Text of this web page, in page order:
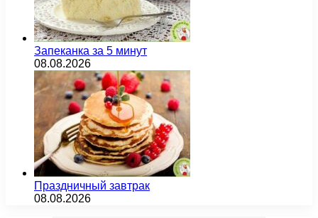
Запеканка за 5 минут
08.08.2026
Праздничный завтрак
08.08.2026